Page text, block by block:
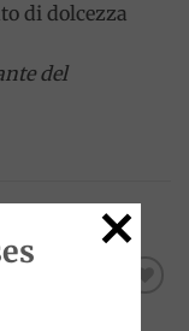
di dolcezza
del